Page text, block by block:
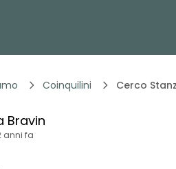
Coinquilini Cerco
Bravin
anni fa